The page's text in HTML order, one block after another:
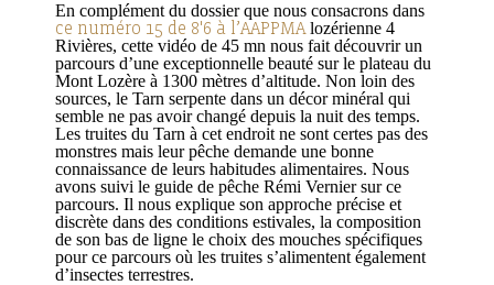
En complément du dossier que nous consacrons dans
ce numéro 15 de 8'6 à l’AAPPMA lozérienne 4
Rivières, cette vidéo de 45 mn nous fait découvrir un
parcours d’une exceptionnelle beauté sur le plateau du
Mont Lozère à 1300 mètres d’altitude. Non loin des
sources, le Tarn serpente dans un décor minéral qui
semble ne pas avoir changé depuis la nuit des temps.
Les truites du Tarn à cet endroit ne sont certes pas des
monstres mais leur pêche demande une bonne
connaissance de leurs habitudes alimentaires. Nous
avons suivi le guide de pêche Rémi Vernier sur ce
parcours. Il nous explique son approche précise et
discrète dans des conditions estivales, la composition
de son bas de ligne le choix des mouches spécifiques
pour ce parcours où les truites s’alimentent également
d’insectes terrestres.